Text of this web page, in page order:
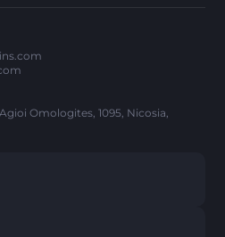
Omologites, 1095, Nicosia,